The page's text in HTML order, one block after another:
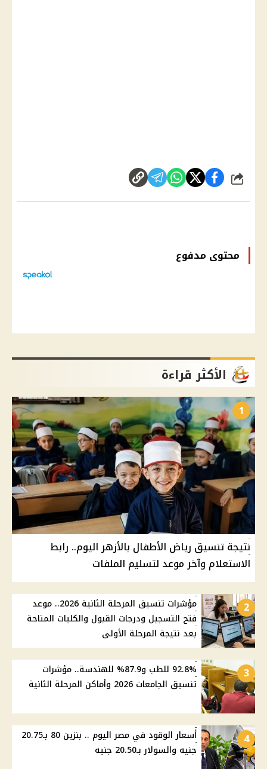
شارك
محتوى مدفوع
الأكثر قراءة
1
نتيجة تنسيق رياض الأطفال بالأزهر اليوم.. رابط
الاستعلام وآخر موعد لتسليم الملفات
2
مؤشرات تنسيق المرحلة الثانية 2026.. موعد
فتح التسجيل ودرجات القبول والكليات المتاحة
بعد نتيجة المرحلة الأولى
3
92.8% للطب و87.9% للهندسة.. مؤشرات
تنسيق الجامعات 2026 وأماكن المرحلة الثانية
4
أسعار الوقود في مصر اليوم .. بنزين 80 بـ20.75
جنيه والسولار بـ20.50 جنيه